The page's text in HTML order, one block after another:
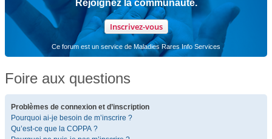
Rejoignez la communauté.
Inscrivez-vous
Ce forum est un service de Maladies Rares Info Services
Foire aux questions
Problèmes de connexion et d’inscription
Pourquoi ai-je besoin de m’inscrire ?
Qu’est-ce que la COPPA ?